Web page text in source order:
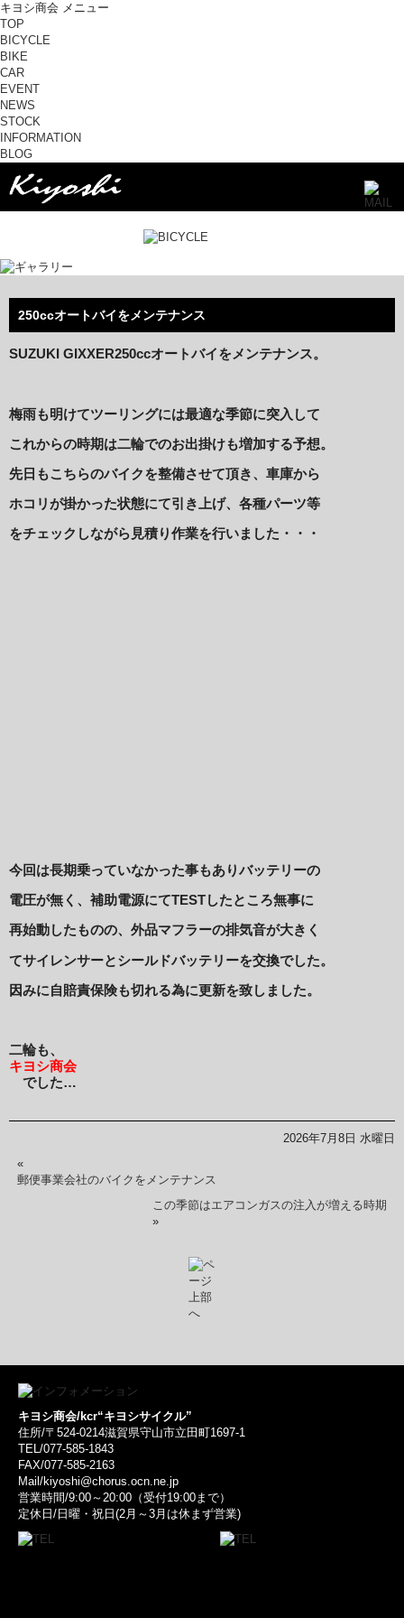
キヨシ商会 メニュー
TOP
BICYCLE
BIKE
CAR
EVENT
NEWS
STOCK
INFORMATION
BLOG
250ccオートバイをメンテナンス
SUZUKI GIXXER250ccオートバイをメンテナンス。
梅雨も明けてツーリングには最適な季節に突入して
これからの時期は二輪でのお出掛けも増加する予想。
先日もこちらのバイクを整備させて頂き、車庫から
ホコリが掛かった状態にて引き上げ、各種パーツ等
をチェックしながら見積り作業を行いました・・・
今回は長期乗っていなかった事もありバッテリーの
電圧が無く、補助電源にてTESTしたところ無事に
再始動したものの、外品マフラーの排気音が大きく
てサイレンサーとシールドバッテリーを交換でした。
因みに自賠責保険も切れる為に更新を致しました。
二輪も、
キヨシ商会
でした…
2026年7月8日 水曜日
«
郵便事業会社のバイクをメンテナンス
この季節はエアコンガスの注入が増える時期
»
キヨシ商会/kcr“キヨシサイクル”
住所/〒524-0214滋賀県守山市立田町1697-1
TEL/077-585-1843
FAX/077-585-2163
Mail/kiyoshi@chorus.ocn.ne.jp
営業時間/9:00～20:00（受付19:00まで）
定休日/日曜・祝日(2月～3月は休まず営業)